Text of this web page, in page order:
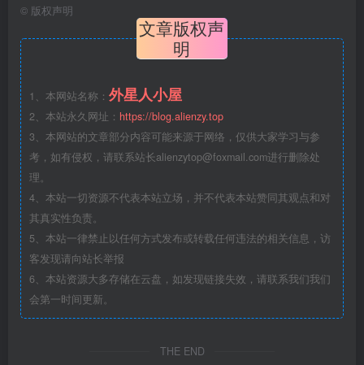
© 版权声明
文章版权声
明
1、本网站名称： 外星人小屋
2、本站永久网址： https://blog.alienzy.top
3、本网站的文章部分内容可能来源于网络，仅供大家学习与参
考，如有侵权，请联系站长alienzytop@foxmail.com进行删除处
理。
4、本站一切资源不代表本站立场，并不代表本站赞同其观点和对
其真实性负责。
5、本站一律禁止以任何方式发布或转载任何违法的相关信息，访
客发现请向站长举报
6、本站资源大多存储在云盘，如发现链接失效，请联系我们我们
会第一时间更新。
THE END